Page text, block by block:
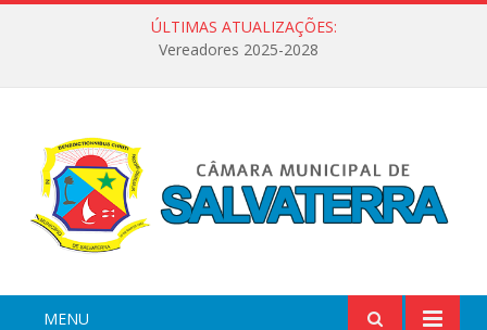
ÚLTIMAS ATUALIZAÇÕES:
Vereadores 2025-2028
MENU